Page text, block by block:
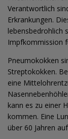
Verantwortlich
Erkrankungen.
lebensbedrohlich
Impfkommission
Pneumokokken
Streptokokken.
eine
kann es zu einer
kommen. Eine
über 60 Jahren